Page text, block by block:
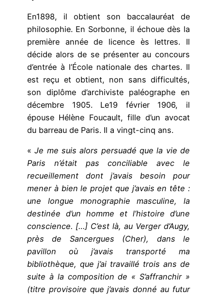
En1898, il obtient son baccalauréat de
philosophie. En Sorbonne, il échoue dès la
première année de licence ès lettres. Il
décide alors de se présenter au concours
d’entrée à l’École nationale des chartes. Il
est reçu et obtient, non sans difficultés,
son diplôme d’archiviste paléographe en
décembre 1905. Le19 février 1906, il
épouse Hélène Foucault, fille d’un avocat
du barreau de Paris. Il a vingt-cinq ans.
«Je me suis alors persuadé que la vie de
Paris n’était pas conciliable avec le
recueillement dont j’avais besoin pour
mener à bien le projet que j’avais en tête :
une longue monographie masculine, la
destinée d’un homme et l’histoire d’une
conscience. […] C’est là, au Verger d’Augy,
près de Sancergues (Cher), dans le
pavillon où j’avais transporté ma
bibliothèque, que j’ai travaillé trois ans de
suite à la composition de « S’affranchir »
(titre provisoire que j’avais donné au futur